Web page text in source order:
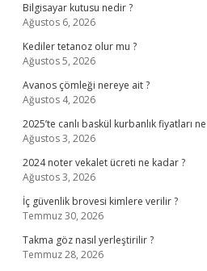
Bilgisayar kutusu nedir ?
Ağustos 6, 2026
Kediler tetanoz olur mu ?
Ağustos 5, 2026
Avanos çömleği nereye ait ?
Ağustos 4, 2026
2025’te canlı baskül kurbanlık fiyatları
Ağustos 3, 2026
2024 noter vekalet ücreti ne kadar ?
Ağustos 3, 2026
İç güvenlik brovesi kimlere verilir ?
Temmuz 30, 2026
Takma göz nasıl yerleştirilir ?
Temmuz 28, 2026